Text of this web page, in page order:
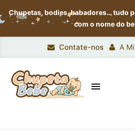
Chupetas, bodies, babadores…tudo
com o nome do
Contate-nos A
